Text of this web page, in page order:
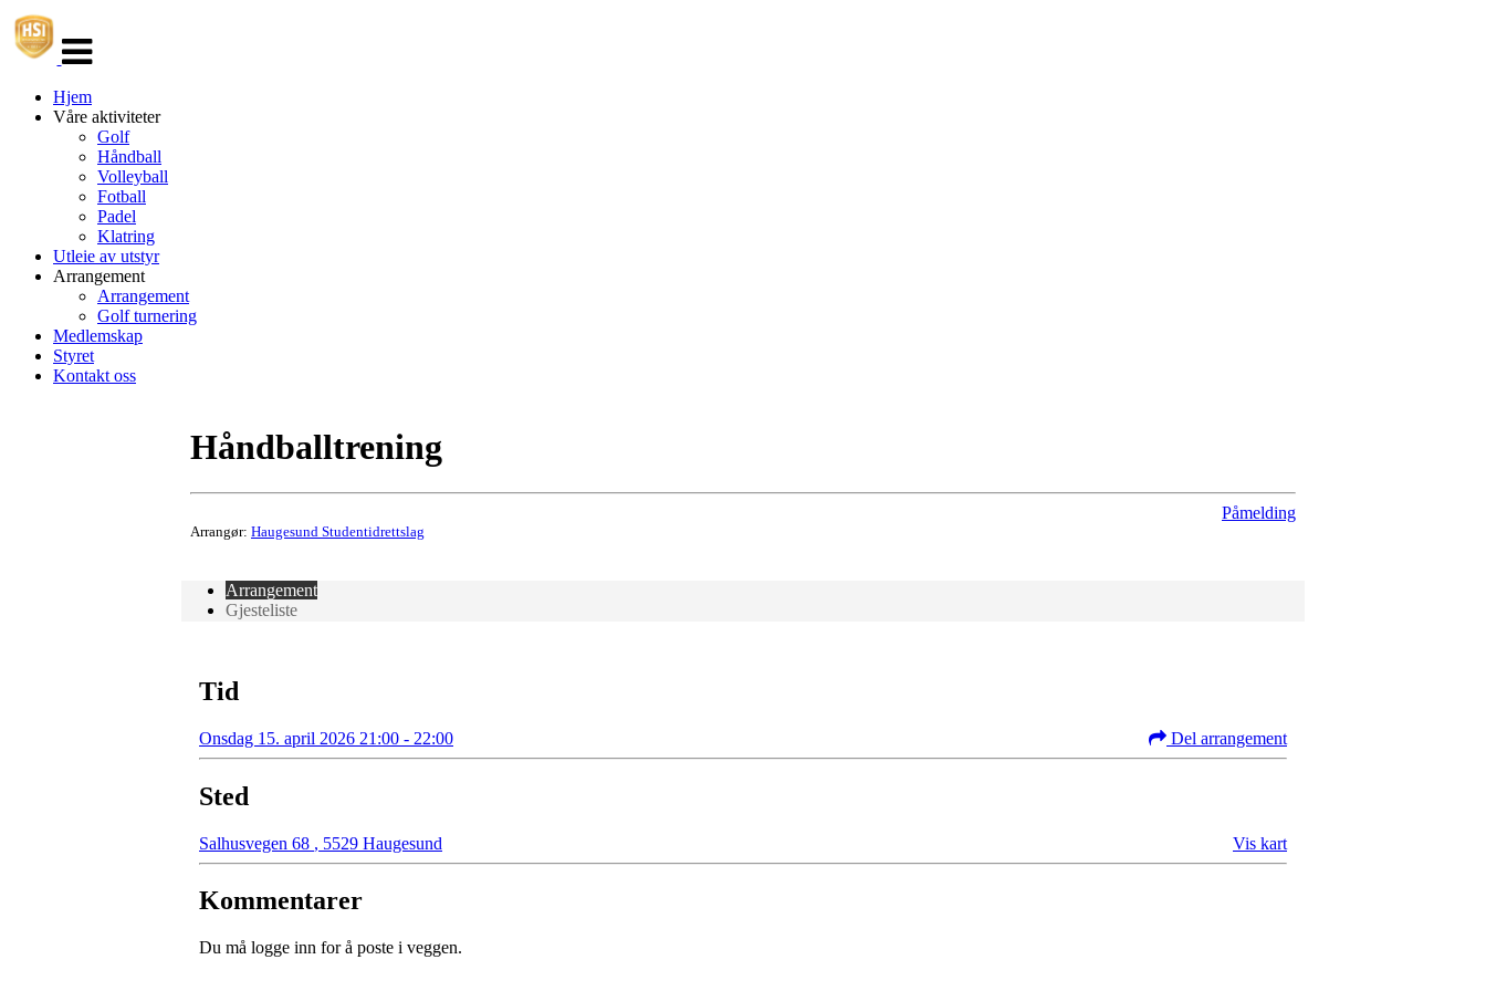
navigasjon
Hjem
Våre aktiviteter
Golf
Håndball
Volleyball
Fotball
Padel
Klatring
Utleie av utstyr
Arrangement
Arrangement
Golf turnering
Medlemskap
Styret
Kontakt oss
Håndballtrening
Arrangør: Haugesund Studentidrettslag
Påmelding
Arrangement
Gjesteliste
Tid
Onsdag 15. april 2026 21:00 - 22:00 Del arrangement
Sted
Salhusvegen 68 , 5529 Haugesund Vis kart
Kommentarer
Du må logge inn for å poste i veggen.